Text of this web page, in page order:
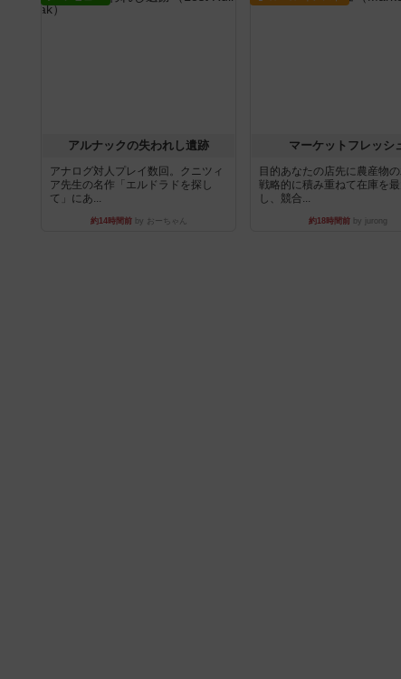
アルナックの失われし遺跡
アナログ対人プレイ数回。クニツィ
ア先生の名作「エルドラドを探し
て」にあ...
約14時間前by おーちゃん
マーケットフレッシ
目的あなたの店先に農産物
戦略的に積み重ねて在庫を
し、競合...
約18時間前by jurong